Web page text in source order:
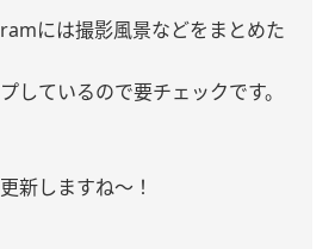
には撮影風景などをまとめた
しているので要チェックです。
新しますね〜！